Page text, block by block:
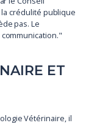
crédulité publique
pas. Le
ET
Vétérinaire, il